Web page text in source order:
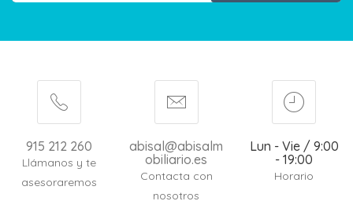
915 212 260
Llámanos y te
asesoraremos
abisal@abisalm
obiliario.es
Contacta con
nosotros
Lun - Vie / 9:00
- 19:00
Horario